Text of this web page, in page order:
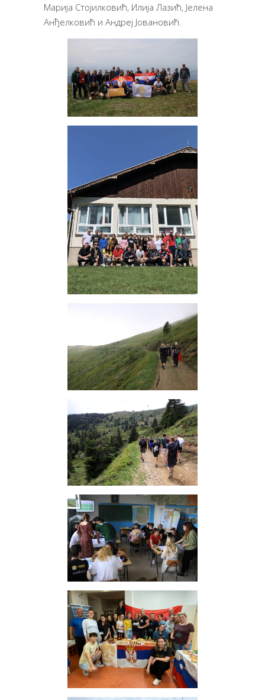
Марија Стојилковић, Илија Лазић, Јелена
Анђелковић и Андреј Јовановић.